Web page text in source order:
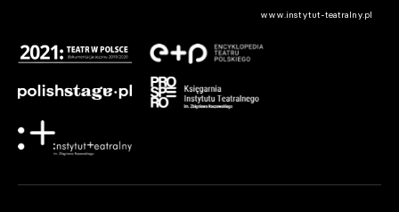
www.instytut-teatralny.pl